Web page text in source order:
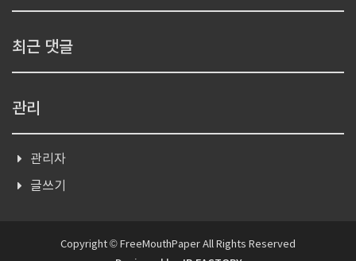
최근 댓글
관리
관리자
글쓰기
Copyright © FreeMouthPaper All Rights Reserved